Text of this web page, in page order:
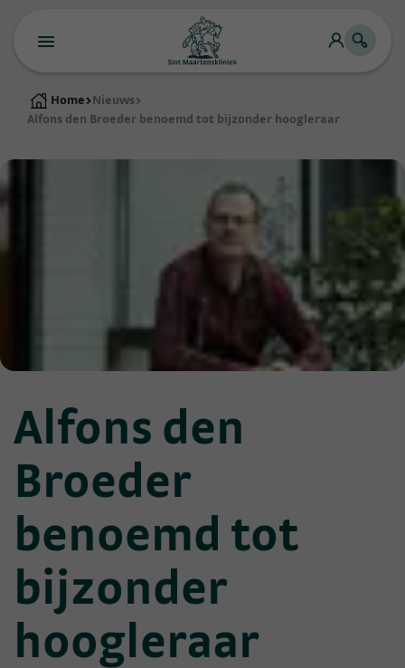
Home > Nieuws>
Alfons den Broeder benoemd tot bijzonder hoogleraar
Alfons den
Broeder
benoemd tot
bijzonder
hoogleraar